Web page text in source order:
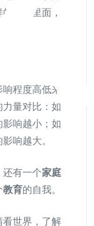
家庭里面，
程度高低来
量对比：如
响越小；如
响越大。
还有一个家庭
教育的自我。
世界，了解